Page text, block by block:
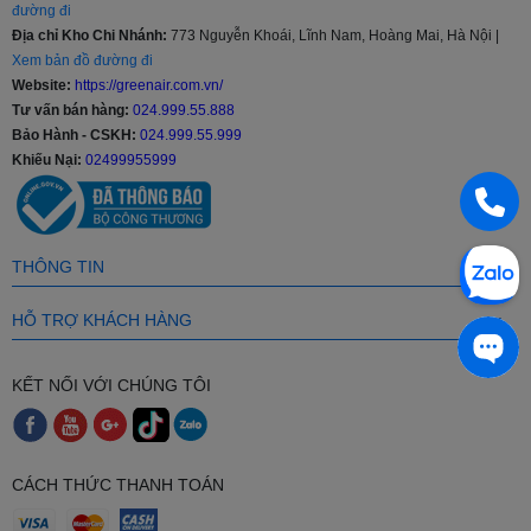
- Nếu Khách Hàng có nhu cầu mua Điều hòa 9000 BTU với số
lượng lớn hoặc các Đại Lý bán buôn - bán lẻ vui lòng liên hệ đến số
Hotline: 024 999 55 888 để nhận được mức giá ưu đãi "hấp dẫn"
nhất cùng các chính sách hỗ trợ.
- Khách hàng là nhà thầu, Xây dựng công trình lớn muốn hỗ trợ về
thiết kế, tư vấn về kỹ thuật, đưa ra các giải pháp tối ưu nhất cũng
như cần kỹ thuật viên thi công lắp đặt tại công trình vui lòng Liên
Hệ: 024 999 55 888 để được hỗ trợ.
đường đi
Địa chỉ Kho Chi Nhánh: 773 Nguyễn Khoái, Lĩnh Nam, Hoàng Mai, Hà Nội |
Xem bản đồ đường đi
Website: https://greenair.com.vn/
Tư vấn bán hàng: 024.999.55.888
Bảo Hành - CSKH: 024.999.55.999
Khiếu Nại: 02499955999
THÔNG TIN
HỖ TRỢ KHÁCH HÀNG
KẾT NỐI VỚI CHÚNG TÔI
CÁCH THỨC THANH TOÁN